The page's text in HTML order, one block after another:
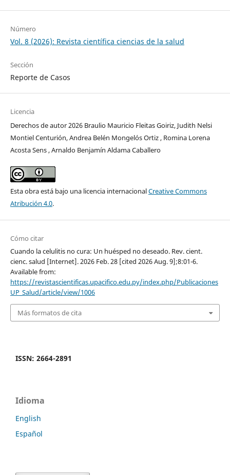
Número
Vol. 8 (2026): Revista científica ciencias de la salud
Sección
Reporte de Casos
Licencia
Derechos de autor 2026 Braulio Mauricio Fleitas Goiriz, Judith Nelsi
Montiel Centurión, Andrea Belén Mongelós Ortiz , Romina Lorena
Acosta Sens , Arnaldo Benjamín Aldama Caballero
Esta obra está bajo una licencia internacionalCreative Commons
Atribución 4.0.
Cómo citar
Cuando la celulitis no cura: Un huésped no deseado. Rev. cient.
cienc. salud [Internet]. 2026 Feb. 28 [cited 2026 Aug. 9];8:01-6.
Available from:
https://revistascientificas.upacifico.edu.py/index.php/Publicaciones
UP_Salud/article/view/1006
Más formatos de cita
ISSN: 2664-2891
Idioma
English
Español